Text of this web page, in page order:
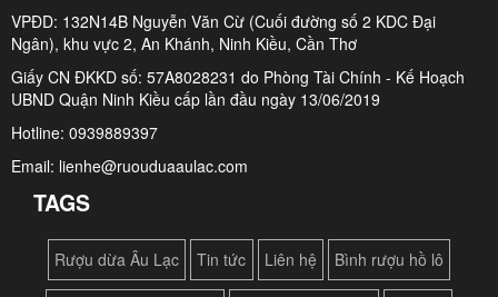
VPĐD: 132N14B Nguyễn Văn Cừ (Cuối đường số 2 KDC Đại
Ngân), khu vực 2, An Khánh, Ninh Kiều, Cần Thơ
Giấy CN ĐKKD số: 57A8028231 do Phòng Tài Chính - Kế Hoạch
UBND Quận Ninh Kiều cấp lần đầu ngày 13/06/2019
Hotline: 0939889397
Email: lienhe@ruouduaaulac.com
TAGS
Rượu dừa Âu Lạc Tin tức Liên hệ Bình rượu hồ lô